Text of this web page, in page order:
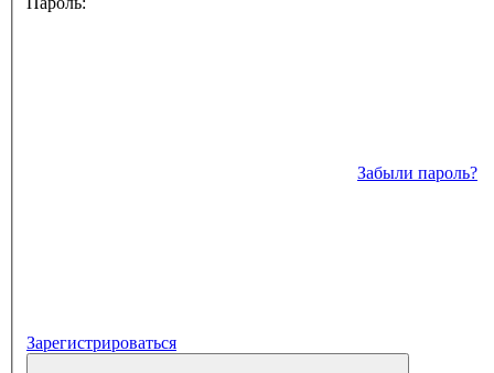
Забыли пароль?
Зарегистрироваться